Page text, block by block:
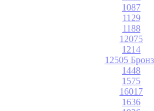
1087
1129
1188
12075
1214
12505
1448
1575
16017
1636